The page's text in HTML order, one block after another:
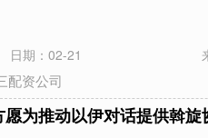
日期：02-21
配资公司
为推动以伊对话提供斡旋